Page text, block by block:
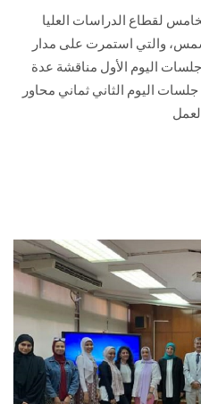
الزائـرون
لقطاع الدراسات العليا
والتي استمرت على مدار
2023، وشملت جلسات اليوم الأول مناقشة عدة
اليوم الثاني ثماني محاور